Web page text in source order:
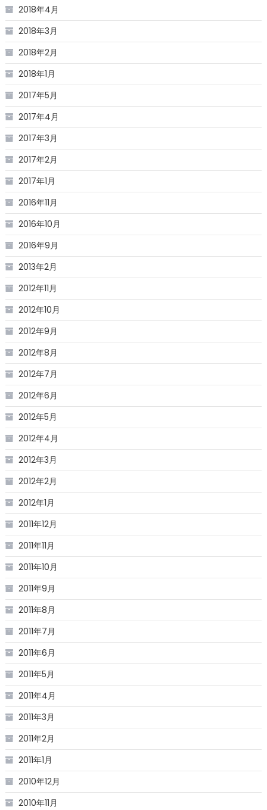
2018年4月
2018年3月
2018年2月
2018年1月
2017年5月
2017年4月
2017年3月
2017年2月
2017年1月
2016年11月
2016年10月
2016年9月
2013年2月
2012年11月
2012年10月
2012年9月
2012年8月
2012年7月
2012年6月
2012年5月
2012年4月
2012年3月
2012年2月
2012年1月
2011年12月
2011年11月
2011年10月
2011年9月
2011年8月
2011年7月
2011年6月
2011年5月
2011年4月
2011年3月
2011年2月
2011年1月
2010年12月
2010年11月